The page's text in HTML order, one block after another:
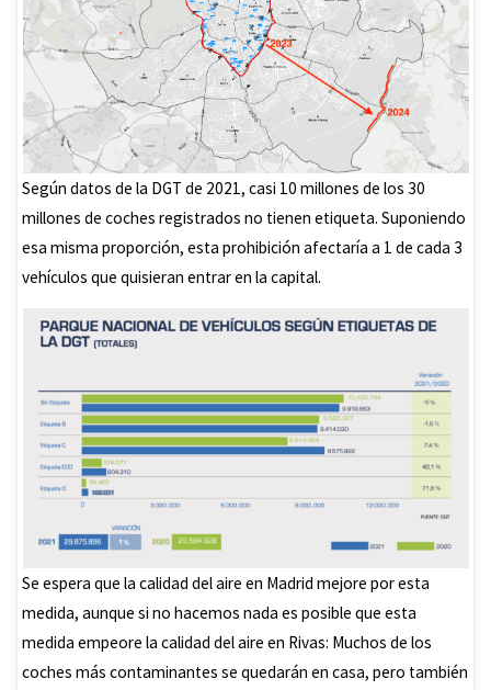
Según datos de la DGT de 2021, casi 10 millones de los 30
millones de coches registrados no tienen etiqueta. Suponiendo
esa misma proporción, esta prohibición afectaría a 1 de cada 3
vehículos que quisieran entrar en la capital.
Se espera que la calidad del aire en Madrid mejore por esta
medida, aunque si no hacemos nada es posible que esta
medida empeore la calidad del aire en Rivas: Muchos de los
coches más contaminantes se quedarán en casa, pero también